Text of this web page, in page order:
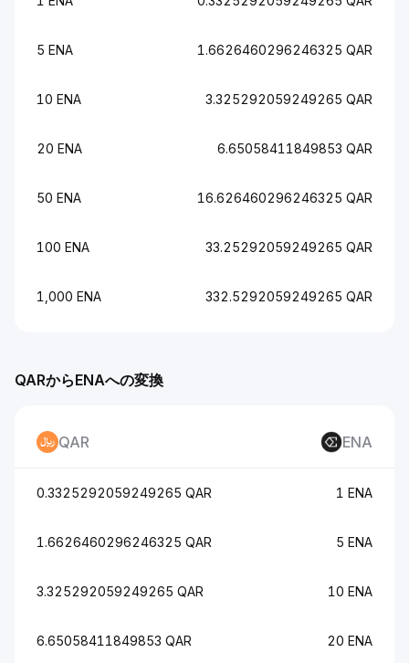
5 ENA 1.6626460296246325 QAR
10 ENA 3.325292059249265 QAR
20 ENA 6.65058411849853 QAR
50 ENA 16.626460296246325 QAR
100 ENA 33.25292059249265 QAR
1,000 ENA 332.5292059249265 QAR
QARからENAへの変換
QAR ENA
0.3325292059249265 QAR 1 ENA
1.6626460296246325 QAR 5 ENA
3.325292059249265 QAR 10 ENA
6.65058411849853 QAR 20 ENA